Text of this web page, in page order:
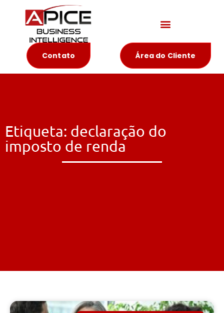
Contato Área do Cliente
Etiqueta: declaração do
imposto de renda